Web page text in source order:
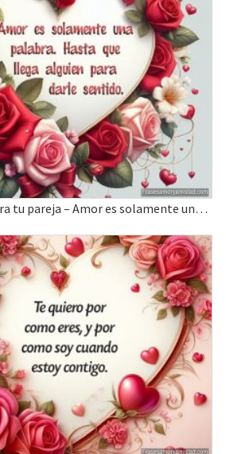
Imágenes de amor para tu pareja – Amor es solamente una palabra